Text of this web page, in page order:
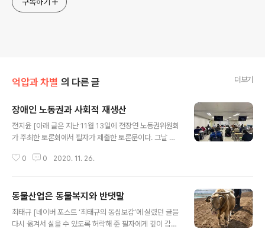
구독하기
억압과 차별 의 다른 글 더보기
장애인 노동권과 사회적 재생산
전지윤 [아래 글은 지난 11월 13일에 전장연 노동권위원회
가 주최한 토론회에서 필자가 제출한 토론문이다. 그날 토
전장연 노동권위원회 간사), ‘권리중심 공공일자리, 어떻게
제시와 토론으로 이어졌다. 이 날 토론회의 모든 발제문과
토론문들은 ‘노들장애학궁리소’ 홈페이지에 올라 있다.(htt
p://goongree.net/disability_related_data/8967
0 0 2020. 11. 26.
동물산업은 동물복지와 반댓말
최태규 [네이버 포스트 ‘최태규의 동심보감’에 실렸던 글을
다시 옮겨서 실을 수 있도록 허락해 준 필자에게 깊이 감사